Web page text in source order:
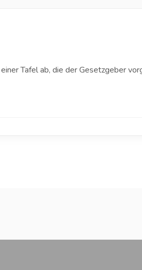
Tafel ab, die der Gesetzgeber